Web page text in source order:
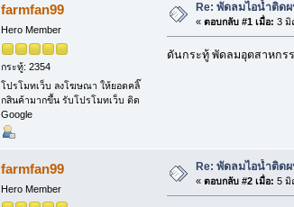
farmfan99
Hero Member
กระทู้: 2354
โปรโมทเว็บ ลงโฆษณา ให้ยอดคลิ๊
กสินค้ามากขึ้น รับโปรโมทเว็บ ติด
Google
Re: พัดลมไอน้ำติด
« ตอบกลับ #1 เมื่อ: 3 มิ
ดันกระทู้ พัดลมอุตสาหกร
farmfan99
Hero Member
Re: พัดลมไอน้ำติด
« ตอบกลับ #2 เมื่อ: 5 มิ